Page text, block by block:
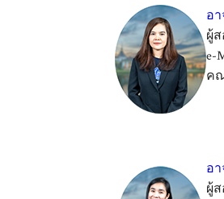
อ
ผู้
e-
ค
อ
ผู้